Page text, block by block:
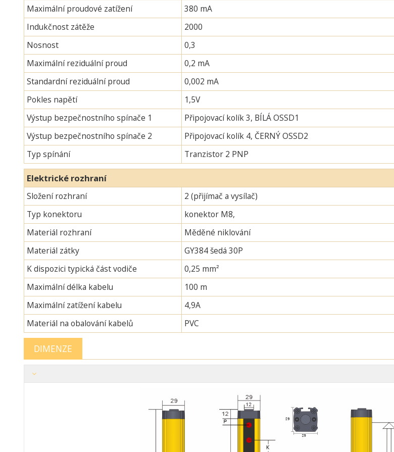
Maximální proudové zatížení
380 mA
Indukčnost zátěže
2000
Nosnost
0,3
Maximální reziduální proud
0,2 mA
Standardní reziduální proud
0,002 mA
Pokles napětí
1,5V
Výstup bezpečnostního spínače 1
Připojovací kolík 3, BÍLÁ OSSD1
Výstup bezpečnostního spínače 2
Připojovací kolík 4, ČERNÝ OSSD2
Typ spínání
Tranzistor 2 PNP
Elektrické rozhraní
Složení rozhraní
2 (přijímač a vysílač)
Typ konektoru
konektor M8,
Materiál rozhraní
Měděné niklování
Materiál zátky
GY384 šedá 30P
K dispozici typická část vodiče
0,25 mm²
Maximální délka kabelu
100 m
Maximální zatížení kabelu
4,9A
Materiál na obalování kabelů
PVC
DIMENZE